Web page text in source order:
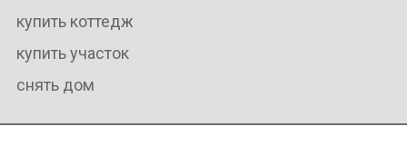
купить коттедж
купить участок
снять дом